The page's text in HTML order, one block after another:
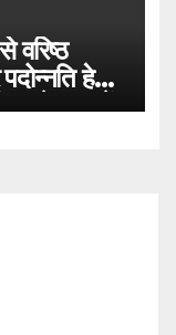
वरिष्ठ
हेतु
के रूप में